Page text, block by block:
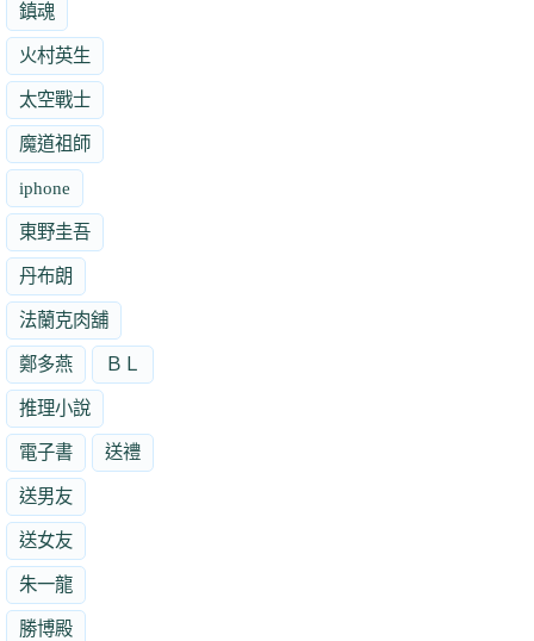
鎮魂
火村英生
太空戰士
魔道祖師
iphone
東野圭吾
丹布朗
法蘭克肉舖
鄭多燕 ＢＬ
推理小說
電子書 送禮
送男友
送女友
朱一龍
勝博殿